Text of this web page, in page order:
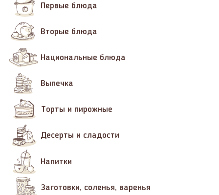
Первые блюда
Вторые блюда
Национальные блюда
Выпечка
Торты и пирожные
Десерты и сладости
Напитки
Заготовки, соленья, варенья